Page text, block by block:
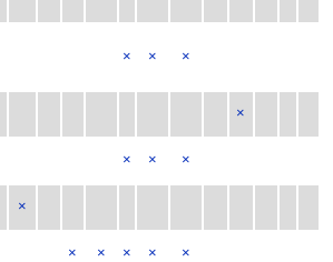
× × ×
×
× × ×
×
× × × × ×